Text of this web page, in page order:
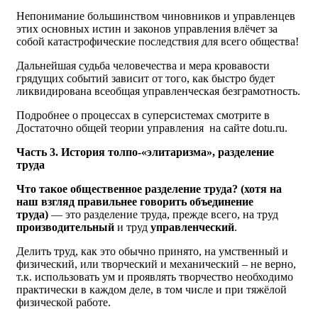
Непонимание большинством чиновников и управленцев
этих основных истин и законов управления влёчет за
собой катастрофические последствия для всего общества!
Дальнейшая судьба человечества и мера кровавости
грядущих событий зависит от того, как быстро будет
ликвидирована всеобщая управленческая безграмотность.
Подробнее о процессах в суперсистемах смотрите в
Достаточно общей теории управления на сайте dotu.ru.
Часть 3. История толпо-«элитаризма», разделение
труда
Что такое общественное разделение труда? (хотя на
наш взгляд правильнее говорить объединение
труда) — это разделение труда, прежде всего, на труд
производительный и труд управленческий.
Делить труд, как это обычно принято, на умственный и
физический, или творческий и механический – не верно,
т.к. использовать ум и проявлять творчество необходимо
практически в каждом деле, в том числе и при тяжёлой
физической работе.